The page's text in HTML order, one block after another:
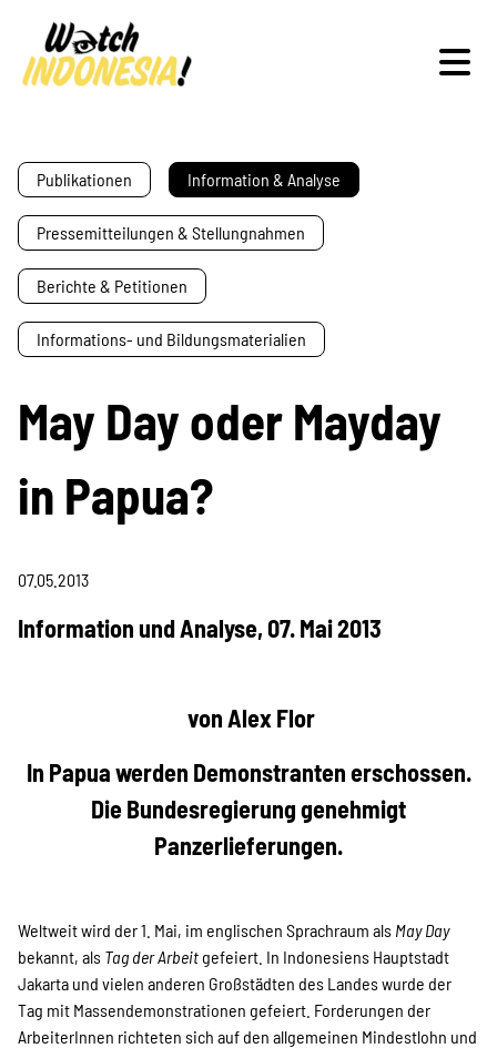
Schwerpunkte
Veranstaltungen
Publikationen
Information & Analyse
Stellungnahmen
Informations- und
Bildungsmaterialien
Kampagne
Publikationen Information & Analyse
Pressemitteilungen & Stellungnahmen
Berichte & Petitionen
Informations- und Bildungsmaterialien
May Day oder Mayday
in Papua?
07.05.2013
Information und Analyse, 07. Mai 2013
von Alex Flor
In Papua werden Demonstranten erschossen.
Die Bundesregierung genehmigt
Panzerlieferungen.
Weltweit wird der 1. Mai, im englischen Sprachraum als May Day
bekannt, als Tag der Arbeitgefeiert. In Indonesiens Hauptstadt
Jakarta und vielen anderen Großstädten des Landes wurde der
Tag mit Massendemonstrationen gefeiert. Forderungen der
ArbeiterInnen richteten sich auf den allgemeinen Mindestlohn und